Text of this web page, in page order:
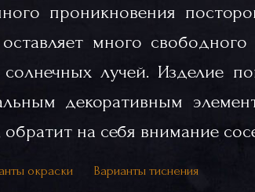
проникновения
много свободного
лучей. Изделие
декоративным
на себя внимание
окраски Варианты тиснения